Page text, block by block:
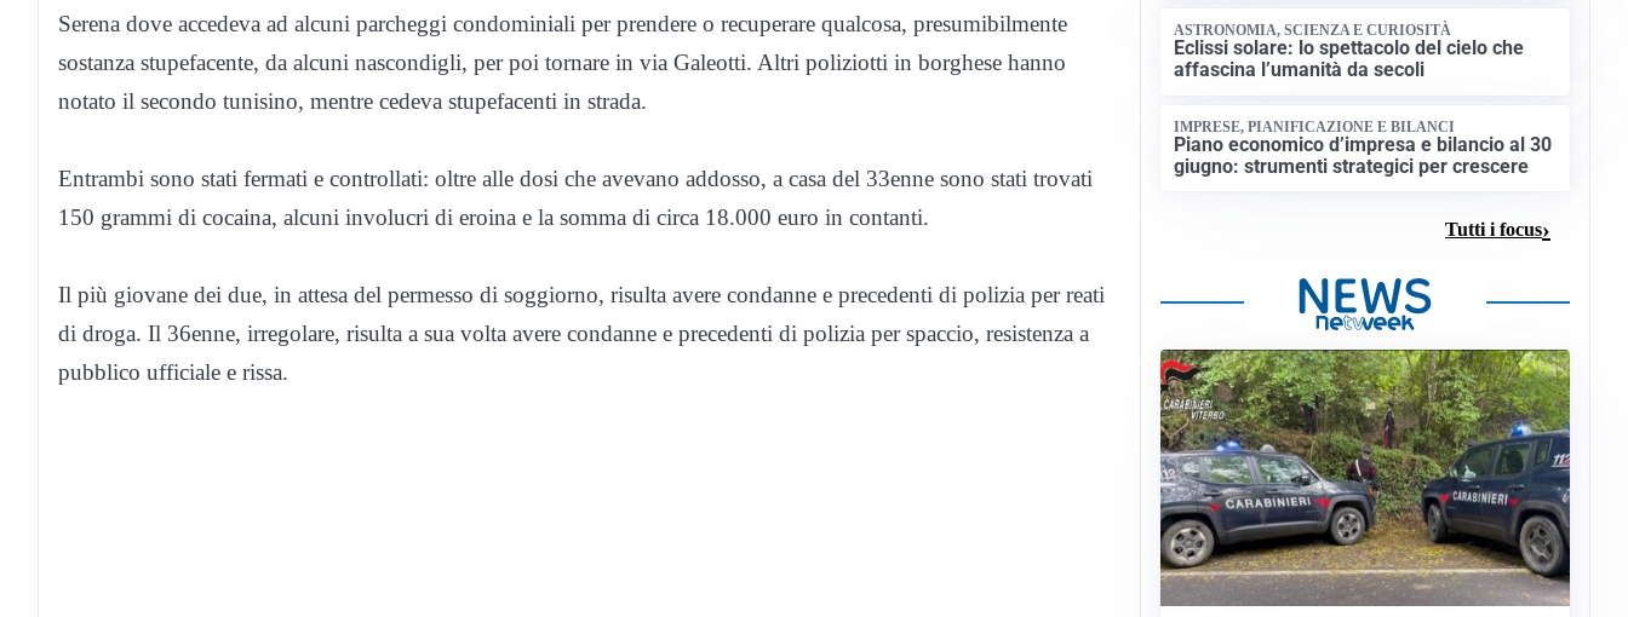
Serena dove accedeva ad alcuni parcheggi condominiali per prendere o recuperare qualcosa, presumibilmente
sostanza stupefacente, da alcuni nascondigli, per poi tornare in via Galeotti. Altri poliziotti in borghese hanno
notato il secondo tunisino, mentre cedeva stupefacenti in strada.
Entrambi sono stati fermati e controllati: oltre alle dosi che avevano addosso, a casa del 33enne sono stati trovati
150 grammi di cocaina, alcuni involucri di eroina e la somma di circa 18.000 euro in contanti.
Il più giovane dei due, in attesa del permesso di soggiorno, risulta avere condanne e precedenti di polizia per reati
di droga. Il 36enne, irregolare, risulta a sua volta avere condanne e precedenti di polizia per spaccio, resistenza a
pubblico ufficiale e rissa.
ASTRONOMIA, SCIENZA E CURIOSITÀ
Eclissi solare: lo spettacolo del cielo che
affascina l’umanità da secoli
IMPRESE, PIANIFICAZIONE E BILANCI
Piano economico d’impresa e bilancio al 30
giugno: strumenti strategici per crescere
Tutti i focus